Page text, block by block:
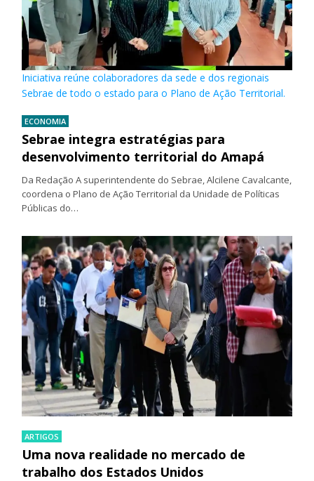
Iniciativa reúne colaboradores da sede e dos regionais
Sebrae de todo o estado para o Plano de Ação Territorial.
ECONOMIA
Sebrae integra estratégias para
desenvolvimento territorial do Amapá
Da Redação A superintendente do Sebrae, Alcilene Cavalcante,
coordena o Plano de Ação Territorial da Unidade de Políticas
Públicas do…
ARTIGOS
Uma nova realidade no mercado de
trabalho dos Estados Unidos